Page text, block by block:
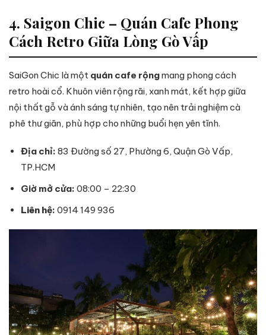
4. Saigon Chic – Quán Cafe Phong
Cách Retro Giữa Lòng Gò Vấp
SaiGon Chic là một quán cafe rộngmang phong cách
retro hoài cổ. Khuôn viên rộng rãi, xanh mát, kết hợp giữa
nội thất gỗ và ánh sáng tự nhiên, tạo nên trải nghiệm cà
phê thư giãn, phù hợp cho những buổi hẹn yên tĩnh.
Địa chỉ: 83 Đường số 27, Phường 6, Quận Gò Vấp,
TP.HCM
Giờ mở cửa: 08:00 – 22:30
Liên hệ: 0914 149 936